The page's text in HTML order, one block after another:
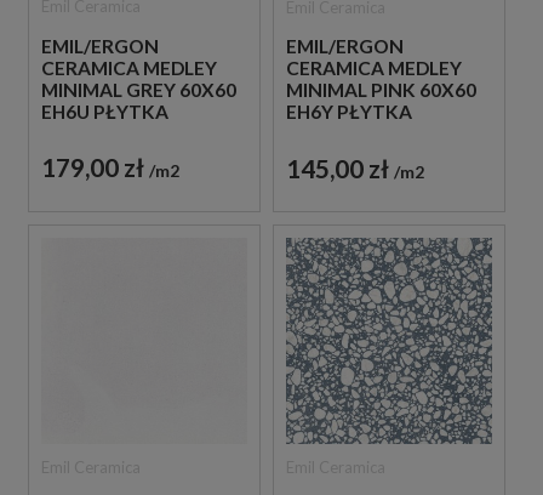
EMIL/ERGON
CERAMICA MEDLEY
MINIMAL GREY 60X60
EH6U PŁYTKA
179,00 zł m2
EMIL/ERGON
CERAMICA MEDLEY
MINIMAL PINK 60X60
EH6Y PŁYTKA
145,00 zł m2